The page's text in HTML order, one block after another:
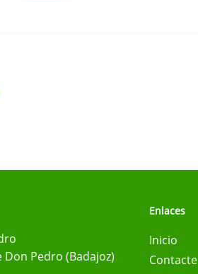
Don Pedro (Badajoz)
Enlaces
Inicio
Contacte